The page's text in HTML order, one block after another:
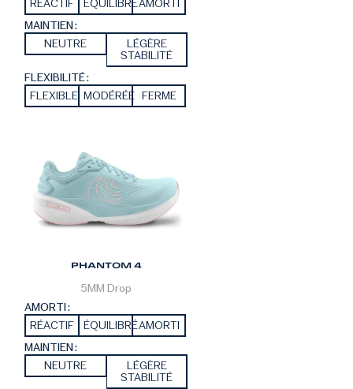
RÉACTIF
ÉQUILIBRÉAMORTI
MAINTIEN :
NEUTRE
LÉGÈRE
STABILITÉ
FLEXIBILITÉ :
FLEXIBLE MODÉRÉE FERME
PHANTOM 4
5MM Drop
AMORTI :
RÉACTIF
ÉQUILIBRÉAMORTI
MAINTIEN :
NEUTRE
LÉGÈRE
STABILITÉ